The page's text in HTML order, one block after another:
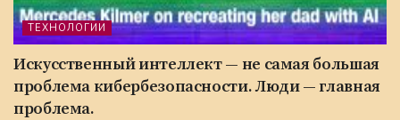
ТЕХНОЛОГИИ
Искусственный интеллект — не самая большая
проблема кибербезопасности. Люди — главная
проблема.